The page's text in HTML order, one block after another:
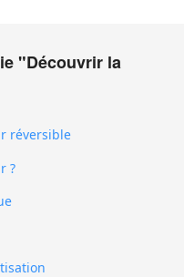
"Découvrir la
réversible
?